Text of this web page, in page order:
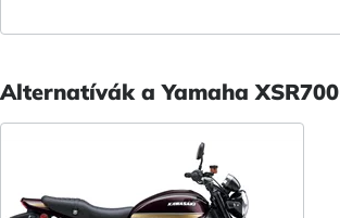
Alternatívák a Yamaha XSR700